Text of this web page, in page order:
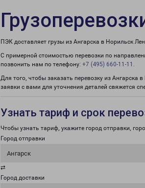
ПЭК доставляет грузы из Ангарска в Норильск
С примерной стоимостью перевозки по
позвонить нам по телефону: +7 (495) 660-11-11 .
Для того, чтобы заказать перевозку из Ангарска
заявки с вами для уточнения деталей свяжется
Узнать тариф и срок
Чтобы узнать тариф, укажите город отправки,
Город отправки
Ангарск
⇄
Город доставки